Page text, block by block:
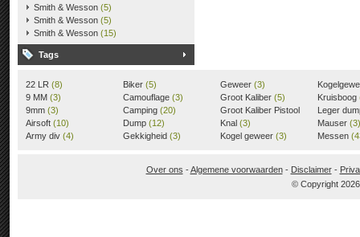
Smith & Wesson (5)
Smith & Wesson (5)
Smith & Wesson (15)
Tags
22 LR (8)
9 MM (3)
9mm (3)
Airsoft (10)
Army div (4)
Biker (5)
Camouflage (3)
Camping (20)
Dump (12)
Gekkigheid (3)
Geweer (3)
Groot Kaliber (5)
Groot Kaliber Pistool
(3)
Knal (3)
Kogel geweer (3)
Kruisboog
Leger
Mauser (3)
Messen
Over ons -Algemene voorwaarden- Disclaimer-
© Copyright